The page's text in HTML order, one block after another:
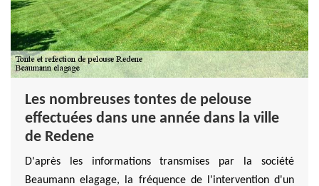
Les nombreuses tontes de pelouse
effectuées dans une année dans la ville
de Redene
D'après les informations transmises par la société
Beaumann elagage, la fréquence de l'intervention d'un